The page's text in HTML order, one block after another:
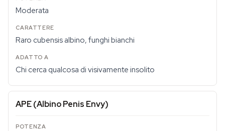
Moderata
Raro cubensis albino, funghi bianchi
Chi cerca qualcosa di visivamente insolito
APE (Albino Penis Envy)